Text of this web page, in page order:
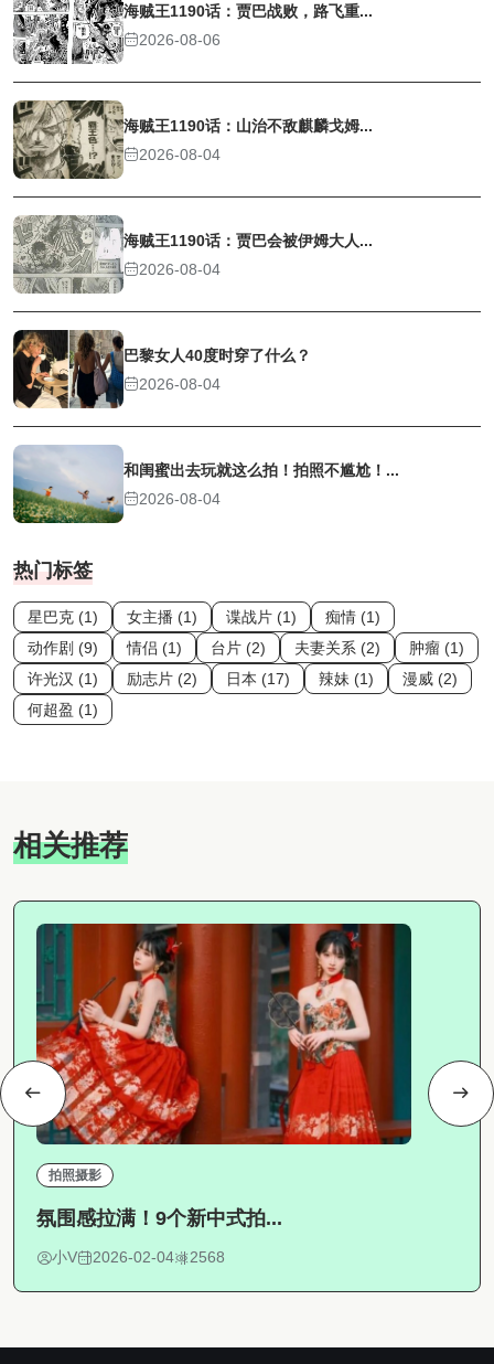
海贼王1190话：贾巴战败，路飞重...
2026-08-06
海贼王1190话：山治不敌麒麟戈姆...
2026-08-04
海贼王1190话：贾巴会被伊姆大人...
2026-08-04
巴黎女人40度时穿了什么？
2026-08-04
和闺蜜出去玩就这么拍！拍照不尴尬！...
2026-08-04
热门标签
星巴克 (1) 女主播 (1) 谍战片 (1)
痴情 (1)
动作剧 (9)
情侣 (1) 台片 (2) 夫妻关系 (2)
肿瘤 (1)
许光汉 (1)
励志片 (2) 日本 (17) 辣妹 (1)
漫威 (2)
何超盈 (1)
相关推荐
拍照摄影
氛围感拉满！9个新中式拍...
小V 2026-02-04 2568